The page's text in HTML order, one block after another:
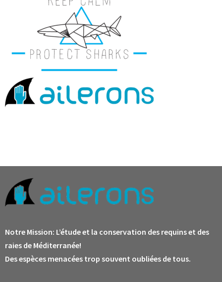
Notre Mission: L’étude et la conservation des requins et des
raies de Méditerranée!
Des espèces menacées trop souvent oubliées de tous.